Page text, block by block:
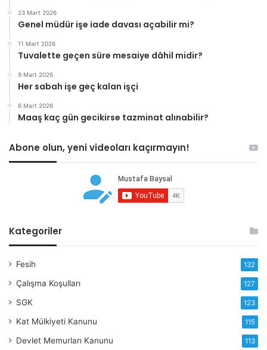
23 Mart 2026
Genel müdür işe iade davası açabilir mi?
11 Mart 2026
Tuvalette geçen süre mesaiye dâhil midir?
9 Mart 2026
Her sabah işe geç kalan işçi
6 Mart 2026
Maaş kaç gün gecikirse tazminat alınabilir?
Abone olun, yeni videoları kaçırmayın!
Kategoriler
Fesih 132
Çalışma Koşulları 127
SGK 123
Kat Mülkiyeti Kanunu 115
Devlet Memurları Kanunu 113